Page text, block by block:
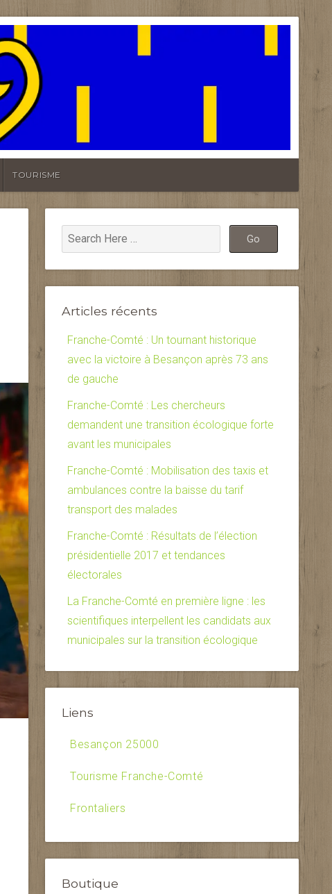
TOURISME
Articles récents
Franche-Comté : Un tournant historique
avec la victoire à Besançon après 73 ans
de gauche
Franche-Comté : Les chercheurs
demandent une transition écologique forte
avant les municipales
Franche-Comté : Mobilisation des taxis et
ambulances contre la baisse du tarif
transport des malades
Franche-Comté : Résultats de l’élection
présidentielle 2017 et tendances
électorales
La Franche-Comté en première ligne : les
scientifiques interpellent les candidats aux
municipales sur la transition écologique
Liens
Besançon 25000
Tourisme Franche-Comté
Frontaliers
Boutique